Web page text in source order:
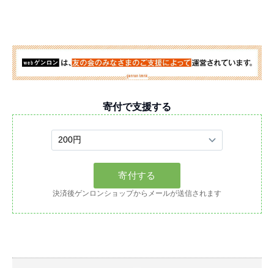
寄付で支援する
決済後ゲンロンショップからメールが送信されます